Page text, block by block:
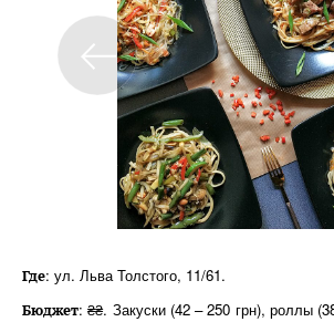
Где: ул. Льва Толстого, 11/61.
Бюджет: ₴₴. Закуски (42 – 250 грн), роллы